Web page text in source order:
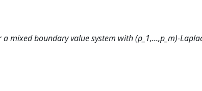
mixed boundary value system with (p_1,...,p_m)-